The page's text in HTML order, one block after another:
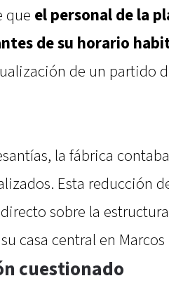
que el personal de la
de su horario
de un partido
la fábrica
Esta reducción
sobre la
casa central en Marcos
cuestionado